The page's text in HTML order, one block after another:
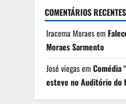
COMENTÁRIOS RECENTES
Iracema Moraesem
Moraes Sarmento
José viegasem Comédia
esteve no Auditório do